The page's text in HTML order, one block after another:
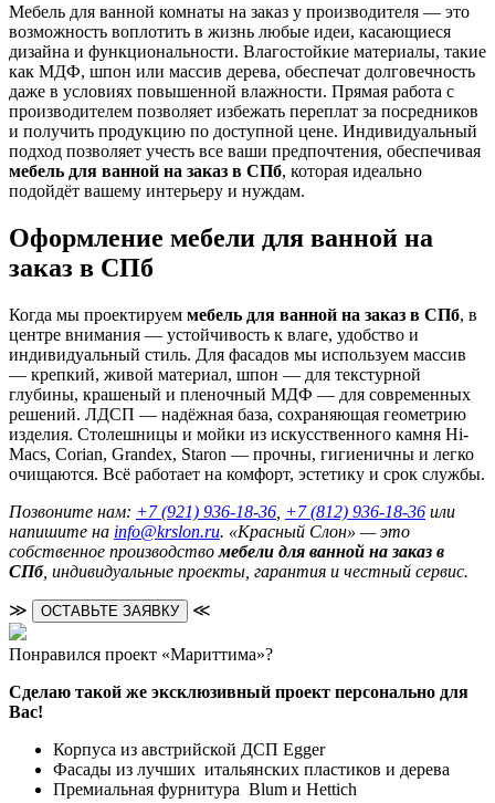
Мебель для ванной комнаты на заказ у производителя — это
возможность воплотить в жизнь любые идеи, касающиеся
дизайна и функциональности. Влагостойкие материалы, такие
как МДФ, шпон или массив дерева, обеспечат долговечность
даже в условиях повышенной влажности. Прямая работа с
производителем позволяет избежать переплат за посредников
и получить продукцию по доступной цене. Индивидуальный
подход позволяет учесть все ваши предпочтения, обеспечивая
мебель для ванной на заказ в СПб, которая идеально
подойдёт вашему интерьеру и нуждам.
Оформление мебели для ванной на
заказ в СПб
Когда мы проектируем мебель для ванной на заказ в СПб, в
центре внимания — устойчивость к влаге, удобство и
индивидуальный стиль. Для фасадов мы используем массив
— крепкий, живой материал, шпон — для текстурной
глубины, крашеный и пленочный МДФ — для современных
решений. ЛДСП — надёжная база, сохраняющая геометрию
изделия. Столешницы и мойки из искусственного камня Hi-
Macs, Corian, Grandex, Staron — прочны, гигиеничны и легко
очищаются. Всё работает на комфорт, эстетику и срок службы.
Позвоните нам: +7 (921) 936-18-36 +7 (812) 936-18-36 или
напишите на info@krslon.ru. «Красный Слон» — это
собственное производствомебели для ванной на заказ в
СПб, индивидуальные проекты, гарантия и честный сервис.
≫ ОСТАВЬТЕ ЗАЯВКУ ≪
Понравился проект «Мариттима»?
Сделаю такой же эксклюзивный проект персонально для
Вас!
Корпуса из австрийской ДСП Egger
Фасады из лучших итальянских пластиков и дерева
Премиальная фурнитура Blum и Hettich